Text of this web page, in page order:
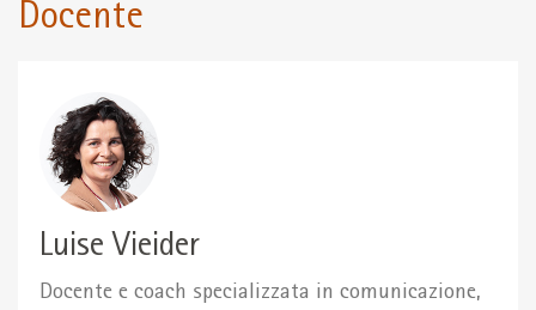
Docente
Luise Vieider
Docente e coach specializzata in comunicazione,